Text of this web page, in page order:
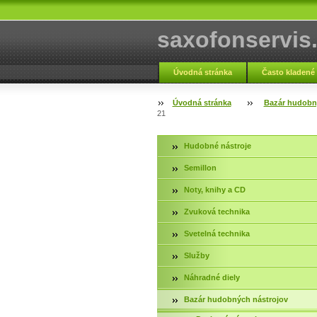
Úvodná stránka Často kladené
Fotogaléria servis Kontakt
Úvodná stránka
Bazár
21
Hudobné nástroje
Semillon
Noty, knihy a CD
Zvuková technika
Svetelná technika
Služby
Náhradné diely
Bazár hudobných nástrojov